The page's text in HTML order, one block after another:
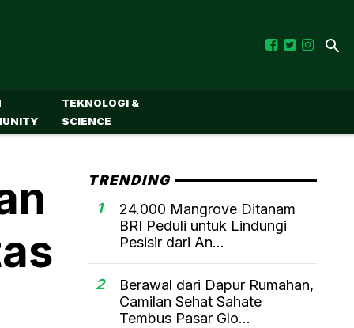
TEKNOLOGI &
SCIENCE
TRENDING
1
24.000 Mangrove Ditanam
BRI Peduli untuk Lindungi
Pesisir dari An...
2
Berawal dari Dapur Rumahan,
Camilan Sehat Sahate
Tembus Pasar Glo...